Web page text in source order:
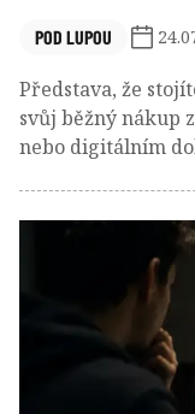
POD LUPOU
Představa, že
svůj běžný nákup
nebo digitálním
neobank,
poboček, ušel